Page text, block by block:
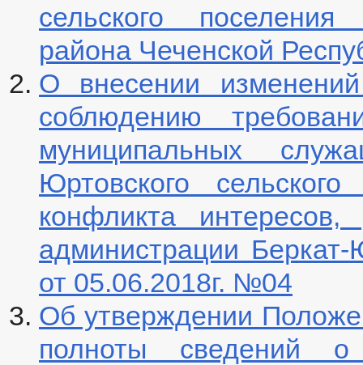
сельского поселения
района Чеченской
О внесении
соблюдению
муниципальных
Юртовского
конфликта интересов,
администрации Беркат-
от 05.06.2018г. №04
Об утверждении
полноты сведений